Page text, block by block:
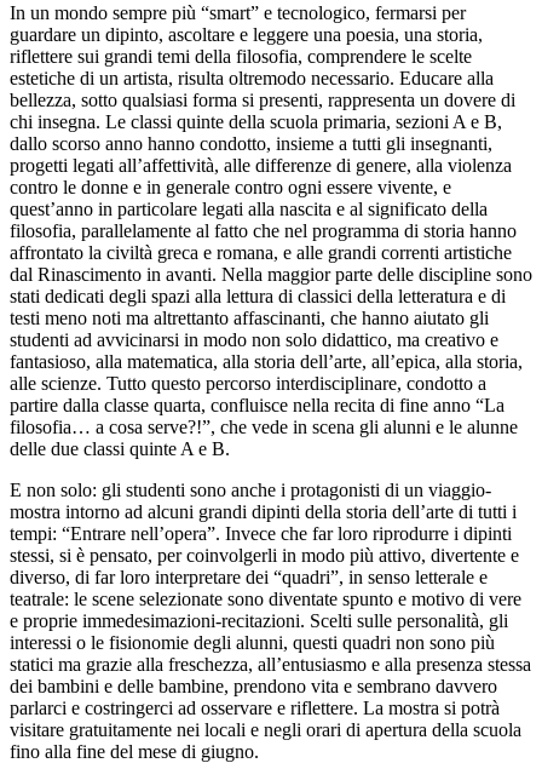
In un mondo sempre più “smart” e tecnologico, fermarsi per
guardare un dipinto, ascoltare e leggere una poesia, una storia,
riflettere sui grandi temi della filosofia, comprendere le scelte
estetiche di un artista, risulta oltremodo necessario. Educare alla
bellezza, sotto qualsiasi forma si presenti, rappresenta un dovere di
chi insegna. Le classi quinte della scuola primaria, sezioni A e B,
dallo scorso anno hanno condotto, insieme a tutti gli insegnanti,
progetti legati all’affettività, alle differenze di genere, alla violenza
contro le donne e in generale contro ogni essere vivente, e
quest’anno in particolare legati alla nascita e al significato della
filosofia, parallelamente al fatto che nel programma di storia hanno
affrontato la civiltà greca e romana, e alle grandi correnti artistiche
dal Rinascimento in avanti. Nella maggior parte delle discipline sono
stati dedicati degli spazi alla lettura di classici della letteratura e di
testi meno noti ma altrettanto affascinanti, che hanno aiutato gli
studenti ad avvicinarsi in modo non solo didattico, ma creativo e
fantasioso, alla matematica, alla storia dell’arte, all’epica, alla storia,
alle scienze. Tutto questo percorso interdisciplinare, condotto a
partire dalla classe quarta, confluisce nella recita di fine anno “La
filosofia… a cosa serve?!”, che vede in scena gli alunni e le alunne
delle due classi quinte A e B.
E non solo: gli studenti sono anche i protagonisti di un viaggio-
mostra intorno ad alcuni grandi dipinti della storia dell’arte di tutti i
tempi: “Entrare nell’opera”. Invece che far loro riprodurre i dipinti
stessi, si è pensato, per coinvolgerli in modo più attivo, divertente e
diverso, di far loro interpretare dei “quadri”, in senso letterale e
teatrale: le scene selezionate sono diventate spunto e motivo di vere
e proprie immedesimazioni-recitazioni. Scelti sulle personalità, gli
interessi o le fisionomie degli alunni, questi quadri non sono più
statici ma grazie alla freschezza, all’entusiasmo e alla presenza stessa
dei bambini e delle bambine, prendono vita e sembrano davvero
parlarci e costringerci ad osservare e riflettere. La mostra si potrà
visitare gratuitamente nei locali e negli orari di apertura della scuola
fino alla fine del mese di giugno.